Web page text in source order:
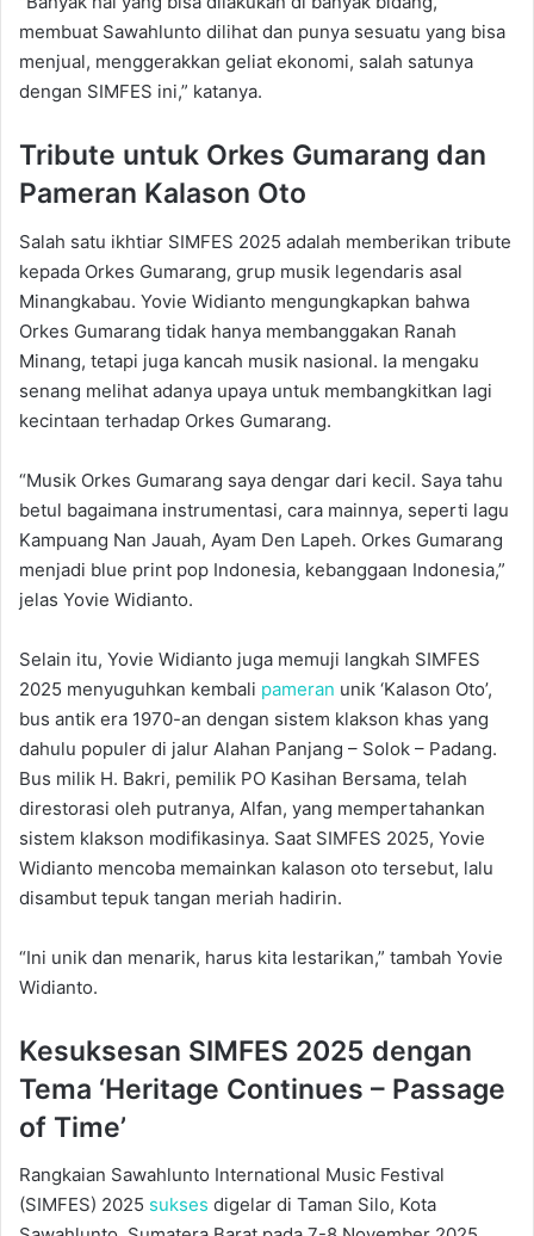
membuat Sawahlunto dilihat dan punya sesuatu yang bisa
menjual, menggerakkan geliat ekonomi, salah satunya
dengan SIMFES ini,” katanya.
Tribute untuk Orkes Gumarang dan
Pameran Kalason Oto
Salah satu ikhtiar SIMFES 2025 adalah memberikan tribute
kepada Orkes Gumarang, grup musik legendaris asal
Minangkabau. Yovie Widianto mengungkapkan bahwa
Orkes Gumarang tidak hanya membanggakan Ranah
Minang, tetapi juga kancah musik nasional. Ia mengaku
senang melihat adanya upaya untuk membangkitkan lagi
kecintaan terhadap Orkes Gumarang.
“Musik Orkes Gumarang saya dengar dari kecil. Saya tahu
betul bagaimana instrumentasi, cara mainnya, seperti lagu
Kampuang Nan Jauah, Ayam Den Lapeh. Orkes Gumarang
menjadi blue print pop Indonesia, kebanggaan Indonesia,”
jelas Yovie Widianto.
Selain itu, Yovie Widianto juga memuji langkah SIMFES
2025 menyuguhkan kembali pameran unik ‘Kalason Oto’,
bus antik era 1970-an dengan sistem klakson khas yang
dahulu populer di jalur Alahan Panjang – Solok – Padang.
Bus milik H. Bakri, pemilik PO Kasihan Bersama, telah
direstorasi oleh putranya, Alfan, yang mempertahankan
sistem klakson modifikasinya. Saat SIMFES 2025, Yovie
Widianto mencoba memainkan kalason oto tersebut, lalu
disambut tepuk tangan meriah hadirin.
“Ini unik dan menarik, harus kita lestarikan,” tambah Yovie
Widianto.
Kesuksesan SIMFES 2025 dengan
Tema ‘Heritage Continues – Passage
of Time’
Rangkaian Sawahlunto International Music Festival
(SIMFES) 2025 sukses digelar di Taman Silo, Kota